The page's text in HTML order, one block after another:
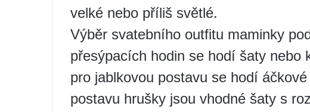
velké nebo příliš světlé.
Výběr svatebního outfitu maminky
přesýpacích hodin se hodí šaty nebo
pro jablkovou postavu se hodí
postavu hrušky jsou vhodné šaty s